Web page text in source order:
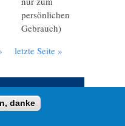
persönlichen
Gebrauch)
letzte Seite »
danke